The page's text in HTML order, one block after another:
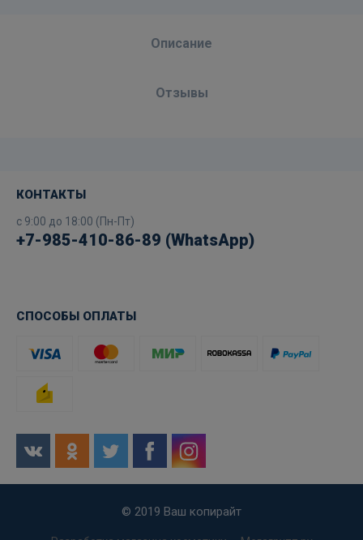
Описание
Отзывы
КОНТАКТЫ
с 9:00 до 18:00 (Пн-Пт)
+7-985-410-86-89 (WhatsApp)
СПОСОБЫ ОПЛАТЫ
© 2019 Ваш копирайт